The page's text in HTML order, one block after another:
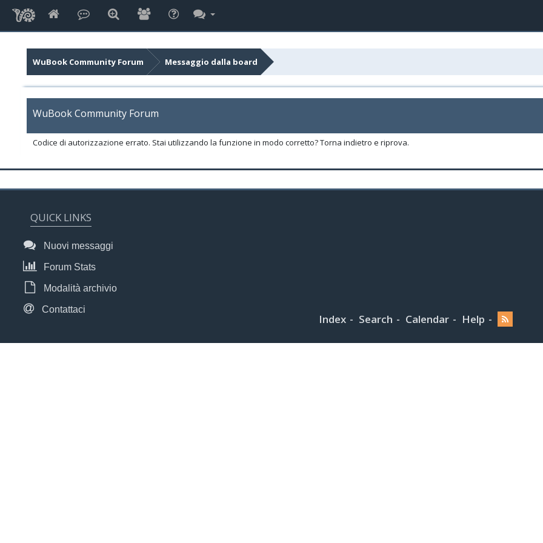
WuBook Community Forum Messaggio dalla board
WuBook Community Forum
Codice di autorizzazione errato. Stai utilizzando la funzione in modo corretto? Torna indietro e riprova.
QUICK LINKS
Nuovi messaggi
Forum Stats
Modalità archivio
Contattaci
Index Search Calendar Help